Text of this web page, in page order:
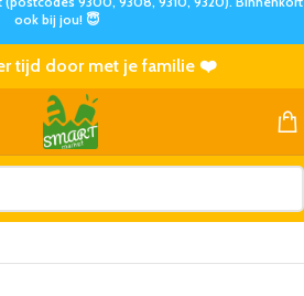
ook bij jou! 😇
tijd door met je familie ❤️